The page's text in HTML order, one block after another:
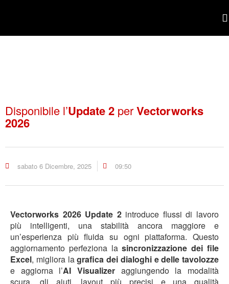
Disponibile l’Update 2 perVectorworks
2026
sabato 6 Dicembre, 2025 09:50
Vectorworks 2026 Update 2introduce flussi di lavoro
più intelligenti, una stabilità ancora maggiore e
un’esperienza più fluida su ogni piattaforma. Questo
aggiornamento perfeziona lasincronizzazione dei file
Excel, migliora lagrafica dei dialoghi e delle tavolozze
e aggiorna l’AI Visualizer aggiungendo la modalità